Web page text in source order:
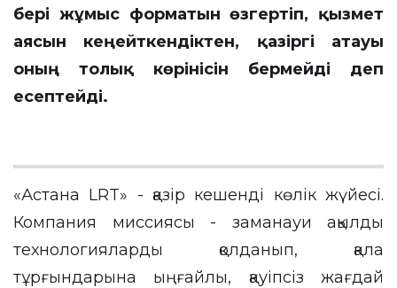
бері жұмыс форматын өзгертіп, қызмет
аясын кеңейткендіктен, қазіргі атауы
оның толық көрінісін бермейді деп
есептейді.
«Астана LRT» - қазір кешенді көлік жүйесі.
Компания миссиясы - заманауи ақылды
технологияларды қолданып, қала
тұрғындарына ыңғайлы, қауіпсіз жағдай